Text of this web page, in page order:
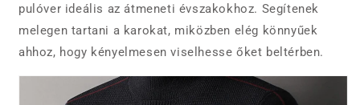
pulóver ideális az átmeneti évszakokhoz. Segítenek
melegen tartani a karokat, miközben elég könnyűek
ahhoz, hogy kényelmesen viselhesse őket beltérben.